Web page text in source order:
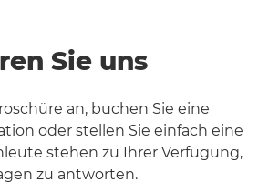
Sie uns
an, buchen Sie eine
oder stellen Sie einfach eine
stehen zu Ihrer Verfügung,
zu antworten.